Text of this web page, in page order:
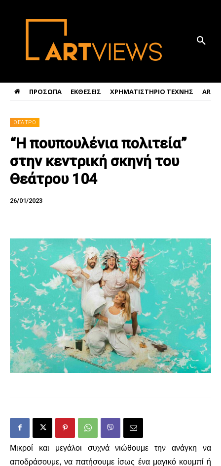
ΠΡΟΣΩΠΑ ΕΚΘΕΣΕΙΣ ΧΡΗΜΑΤΙΣΤΗΡΙΟ ΤΕΧΝΗΣ ART
ΘΕΑΤΡΟ
“H πουπουλένια πολιτεία”
στην κεντρική σκηνή του
Θεάτρου 104
26/01/2023
Μικροί και μεγάλοι συχνά νιώθουμε την ανάγκη να
αποδράσουμε, να πατήσουμε ίσως ένα μαγικό κουμπί ή